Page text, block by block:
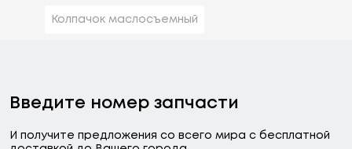
Колпачок маслосъемный
Введите номер запчасти
И получите предложения со всего мира с бесплатной